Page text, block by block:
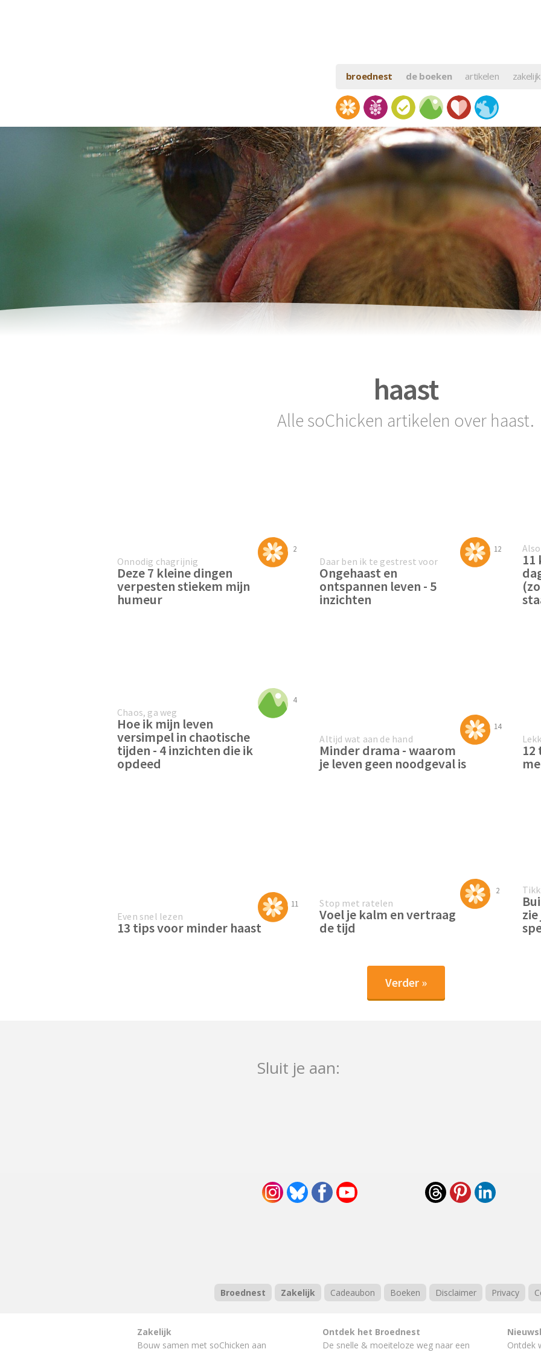
broednest de boeken artikelen zakelijk
haast
Alle soChicken artikelen over haast.
2
Onnodig chagrijnig
Deze 7 kleine dingen
verpesten stiekem mijn
humeur
12
Daar ben ik te gestrest voor
Ongehaast en
ontspannen leven - 5
inzichten
11
4
Chaos, ga weg
Hoe ik mijn leven
versimpel in chaotische
tijden - 4 inzichten die ik
opdeed
14
Altijd wat aan de hand
Minder drama - waarom
je leven geen noodgeval is
12
11
Even snel lezen
13 tips voor minder haast
2
Stop met ratelen
Voel je kalm en vertraag
de tijd
Verder »
Sluit je aan:
Broednest Zakelijk Cadeaubon Boeken Disclaimer Privacy
Zakelijk
Bouw samen met soChicken aan
Ontdek het Broednest
De snelle & moeiteloze weg naar een
Ontdek